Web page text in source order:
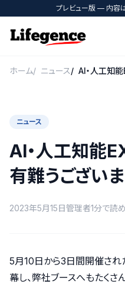
プレビュー版 — 内容
ホーム ニュース AI・人工知
ニュース
AI・人工知能
有難うございま
2023年5月15日管理者1分で読
5月10日から3日間開催さ
幕し、弊社ブースへもたく